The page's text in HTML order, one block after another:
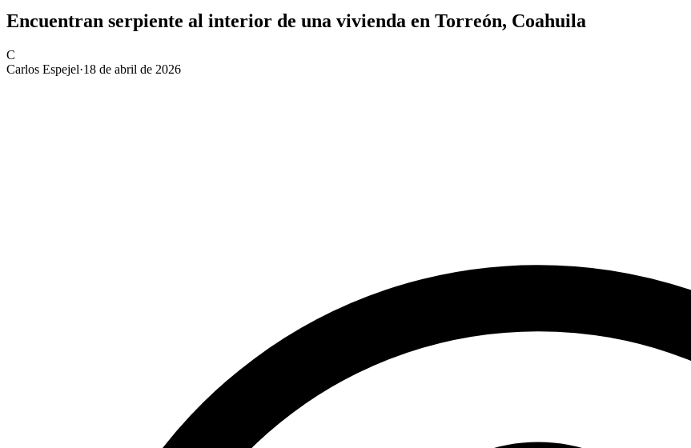
Encuentran serpiente al interior de una vivienda en Torreón, Coahuila
C
Carlos Espejel·18 de abril de 2026